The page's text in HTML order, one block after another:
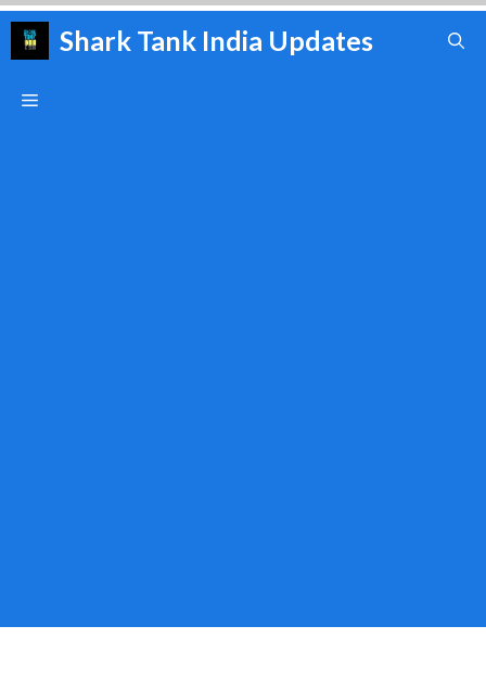
Skip
Shark Tank India Updates
Menu